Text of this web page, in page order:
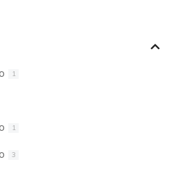
1
1
3